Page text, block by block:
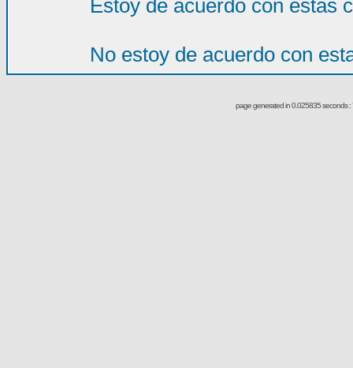
Estoy de acuerdo con estas
No estoy de acuerdo con
page generated in 0.025835 seconds :